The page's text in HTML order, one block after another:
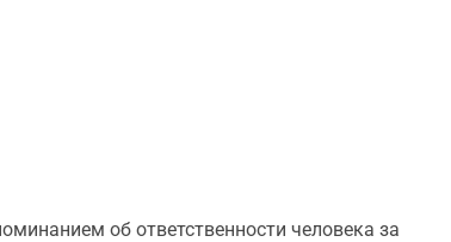
об ответственности человека за